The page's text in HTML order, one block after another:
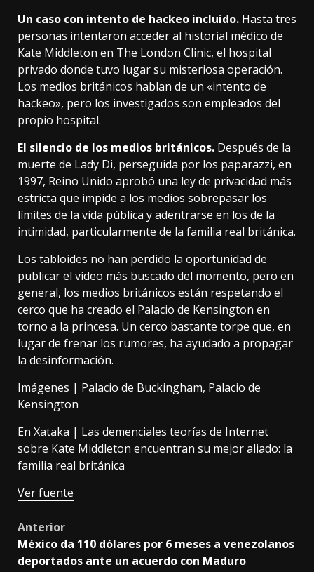
Un caso con intento de hackeo incluido. Hasta tres
personas intentaron acceder al historial médico de
Kate Middleton en The London Clinic, el hospital
privado donde tuvo lugar su misteriosa operación.
Los medios británicos hablan de un «intento de
hackeo», pero los investigados son empleados del
propio hospital.
El silencio de los medios británicos. Después de la
muerte de Lady Di, perseguida por los paparazzi, en
1997, Reino Unido aprobó una ley de privacidad más
estricta que impide a los medios sobrepasar los
límites de la vida pública y adentrarse en los de la
intimidad, particularmente de la familia real británica.
Los tabloides no han perdido la oportunidad de
publicar el vídeo más buscado del momento, pero en
general, los medios británicos están respetando el
cerco que ha creado el Palacio de Kensington en
torno a la princesa. Un cerco bastante torpe que, en
lugar de frenar los rumores, ha ayudado a propagar
la desinformación.
Imágenes | Palacio de Buckingham, Palacio de
Kensington
En Xataka | Las demenciales teorías de Internet
sobre Kate Middleton encuentran su mejor aliado: la
familia real británica
Ver fuente
Post
navigation
Anterior
México da 110 dólares por 6 meses a venezolanos
deportados ante un acuerdo con Maduro